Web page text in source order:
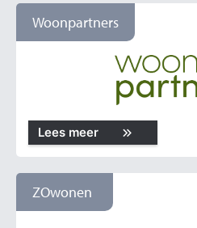
Woonpartners
Lees meer
ZOwonen